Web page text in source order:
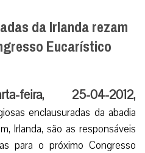
da Irlanda rezam
Eucarístico
feira, 25-04-2012,
enclausuradas da abadia
Irlanda, são as responsáveis
para o próximo Congresso